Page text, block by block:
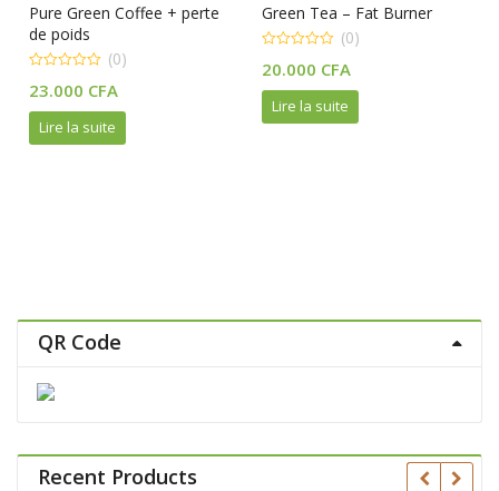
Pure Green Coffee + perte
de poids
out
(0)
23.000 CFA
Lire la suite
Green Tea – Fat Burner
out
(0)
20.000 CFA
Lire la suite
QR Code
Recent Products